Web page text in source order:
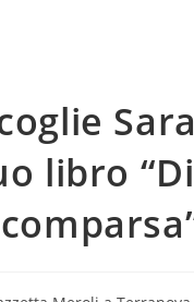
libro